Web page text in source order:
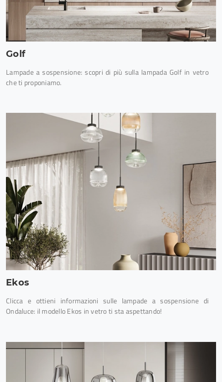
Golf
Lampade a sospensione: scopri di più sulla lampada Golf in vetro
che ti proponiamo.
Ekos
Clicca e ottieni informazioni sulle lampade a sospensione di
Ondaluce: il modello Ekos in vetro ti sta aspettando!